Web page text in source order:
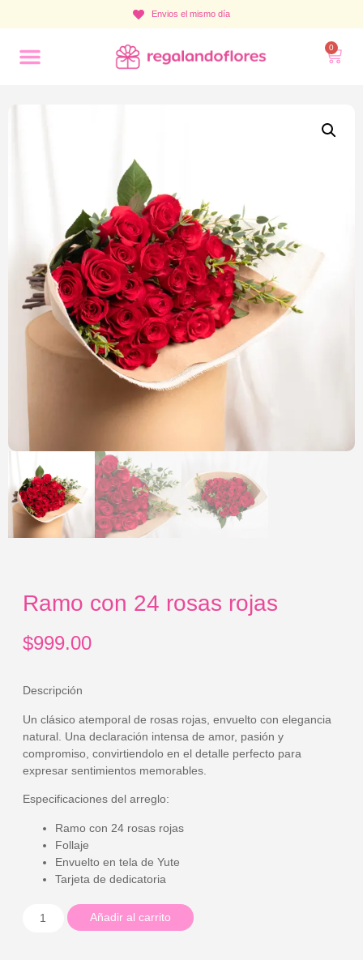
Envios el mismo día
0
Ramo con 24 rosas rojas
$999.00
Descripción
Un clásico atemporal de rosas rojas, envuelto con elegancia
natural. Una declaración intensa de amor, pasión y
compromiso, convirtiendolo en el detalle perfecto para
expresar sentimientos memorables.
Especificaciones del arreglo:
Ramo con 24 rosas rojas
Follaje
Envuelto en tela de Yute
Tarjeta de dedicatoria
Añadir al carrito